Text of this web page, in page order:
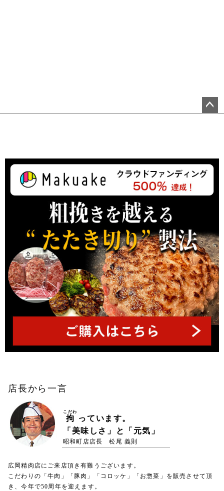
ト
ッ
へ
店長から一言
拘
こだわ
っています。
「美味しさ」と「元気」
昭和町店店長 松尾 義則
広岡精肉店にご来店頂き有難うございます。
こだわりの「牛肉」「豚肉」「コロッケ」「お惣菜」を販売させて頂
き、今年で50周年を迎えます。